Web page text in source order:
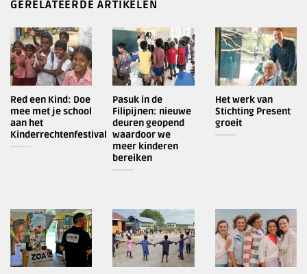
GERELATEERDE ARTIKELEN
Red een Kind: Doe
mee met je school
aan het
Kinderrechtenfestival
Pasuk in de
Filipijnen: nieuwe
deuren geopend
waardoor we
meer kinderen
bereiken
Het werk van
Stichting Present
groeit